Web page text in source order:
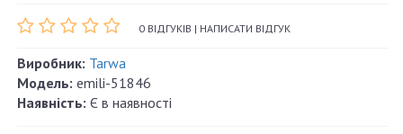
0 ВІДГУКІВ | НАПИСАТИ ВІДГУК
Виробник: Tarwa
Модель: emili-51846
Наявність: Є в наявності